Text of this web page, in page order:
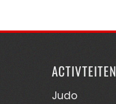
ACTIVTEITEN
Judo